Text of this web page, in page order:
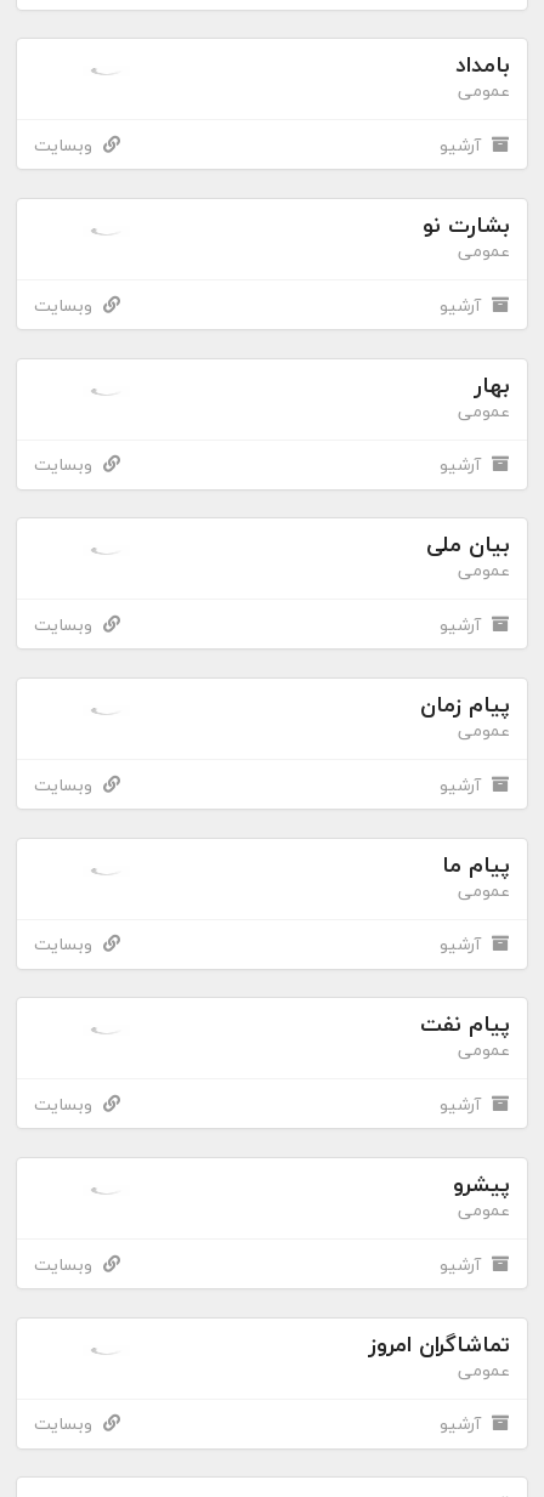
بامداد
عمومی
آرشیو
وبسایت
بشارت نو
عمومی
آرشیو
وبسایت
بهار
عمومی
آرشیو
وبسایت
بیان ملی
عمومی
آرشیو
وبسایت
پیام زمان
عمومی
آرشیو
وبسایت
پیام ما
عمومی
آرشیو
وبسایت
پیام نفت
عمومی
آرشیو
وبسایت
پیشرو
عمومی
آرشیو
وبسایت
تماشاگران امروز
عمومی
آرشیو
وبسایت